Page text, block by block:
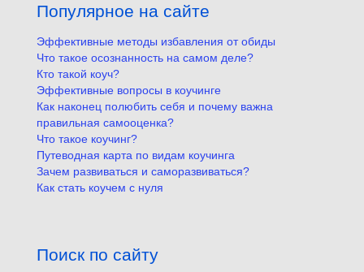
Популярное на сайте
Эффективные методы избавления от обиды
Что такое осознанность на самом деле?
Кто такой коуч?
Эффективные вопросы в коучинге
Как наконец полюбить себя и почему важна
правильная самооценка?
Что такое коучинг?
Путеводная карта по видам коучинга
Зачем развиваться и саморазвиваться?
Как стать коучем с нуля
Поиск по сайту